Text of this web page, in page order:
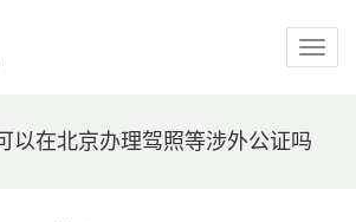
以在北京办理驾照等涉外公证吗